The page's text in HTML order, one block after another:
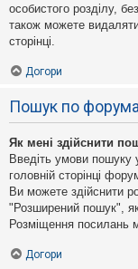
особистого розділу,
також можете
сторінці.
Догори
Пошук по
Як мені здійснити
Введіть умови пошуку
головній сторінці
Ви можете здійснити
"Розширений пошук",
Розміщення посилань
Догори